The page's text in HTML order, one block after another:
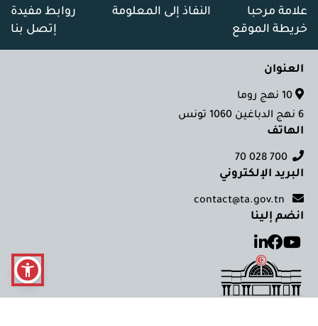
علامة مرحبا النفاذ إلى المعلومة
روابط مفيدة
خريطة الموقع
إتصل بنا
العنوان
6 نهج الدباغين 1060 تونس
الهاتف
700 028 70
البريد الإلكتروني
انضم إلينا